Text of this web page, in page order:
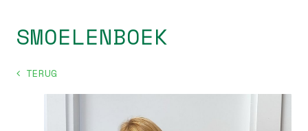
SMOELENBOEK
TERUG